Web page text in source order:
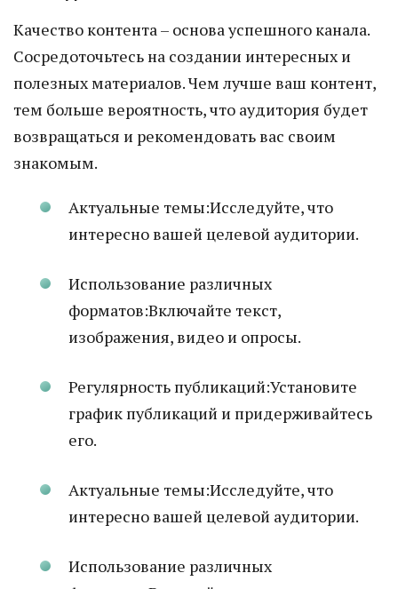
Качество контента – основа успешного канала.
Сосредоточьтесь на создании интересных и
полезных материалов. Чем лучше ваш контент,
тем больше вероятность, что аудитория будет
возвращаться и рекомендовать вас своим
знакомым.
Актуальные темы:Исследуйте, что
интересно вашей целевой аудитории.
Использование различных
форматов:Включайте текст,
изображения, видео и опросы.
Регулярность публикаций:Установите
график публикаций и придерживайтесь
его.
Актуальные темы:Исследуйте, что
интересно вашей целевой аудитории.
Использование различных